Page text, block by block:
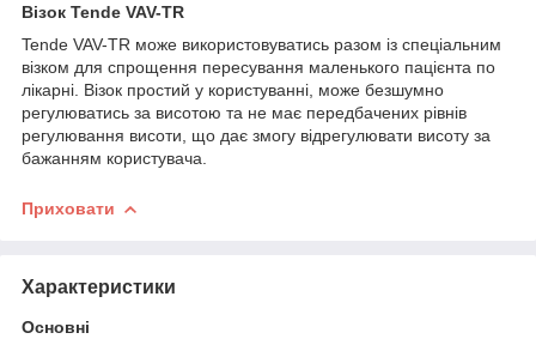
Візок Tende VAV-TR
Tende VAV-TR може використовуватись разом із спеціальним
візком для спрощення пересування маленького пацієнта по
лікарні. Візок простий у користуванні, може безшумно
регулюватись за висотою та не має передбачених рівнів
регулювання висоти, що дає змогу відрегулювати висоту за
бажанням користувача.
Приховати
Характеристики
Основні